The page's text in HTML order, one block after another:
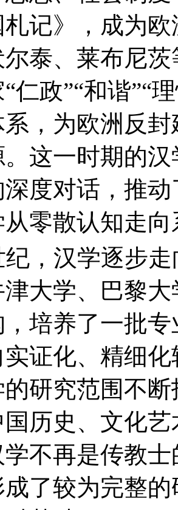
记》，成为
尔泰、莱布尼
仁政”“和谐”“
，为欧洲反
这一时期的
度对话，推
零散认知走
汉学逐步走
大学、巴黎
培养了一批
证化、精细
研究范围不
历史、文化
学不再是传教
成了较为完整